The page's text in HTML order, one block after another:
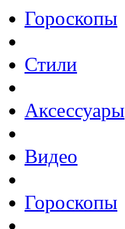
Гороскопы
Стили
Аксессуары
Видео
Гороскопы